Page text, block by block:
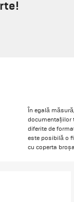
În egală
documentațiilor
diferite de
este posibilă o
cu coperta